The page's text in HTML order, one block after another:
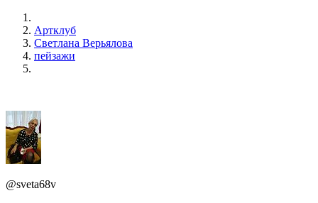
Артклуб
Светлана Верьялова
пейзажи
@sveta68v